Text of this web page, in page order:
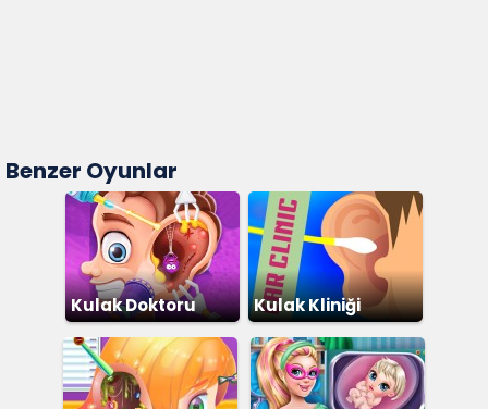
Benzer Oyunlar
Kulak Doktoru Kulak Kliniği